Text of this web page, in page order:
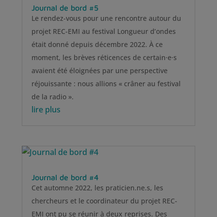
Journal de bord #5
Le rendez-vous pour une rencontre autour du
projet REC-EMI au festival Longueur d’ondes
était donné depuis décembre 2022. À ce
moment, les brèves réticences de certain·e·s
avaient été éloignées par une perspective
réjouissante : nous allions « crâner au festival
de la radio ».
lire plus
Journal de bord #4
Cet automne 2022, les praticien.ne.s, les
chercheurs et le coordinateur du projet REC-
EMI ont pu se réunir à deux reprises. Des